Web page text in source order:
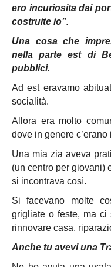
ero incuriosita dai
costruite io”.
Una cosa che
nella parte est di
pubblici.
Ad est eravamo
socialità.
Allora era molto
dove in genere
Una mia zia aveva
(un centro per giovani)
si incontrava così.
Si facevano molte
grigliate o feste, ma ci
rinnovare casa,
Anche tu avevi una